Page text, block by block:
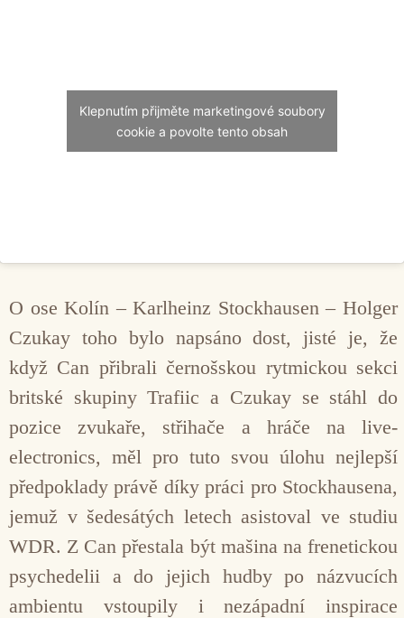
Klepnutím přijměte marketingové soubory
cookie a povolte tento obsah
O ose Kolín – Karlheinz Stockhausen – Holger
Czukay toho bylo napsáno dost, jisté je, že
když Can přibrali černošskou rytmickou sekci
britské skupiny Trafiic a Czukay se stáhl do
pozice zvukaře, střihače a hráče na live-
electronics, měl pro tuto svou úlohu nejlepší
předpoklady právě díky práci pro Stockhausena,
jemuž v šedesátých letech asistoval ve studiu
WDR. Z Can přestala být mašina na frenetickou
psychedelii a do jejich hudby po názvucích
ambientu vstoupily i nezápadní inspirace